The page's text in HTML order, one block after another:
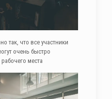
так, что все участники
очень быстро
места